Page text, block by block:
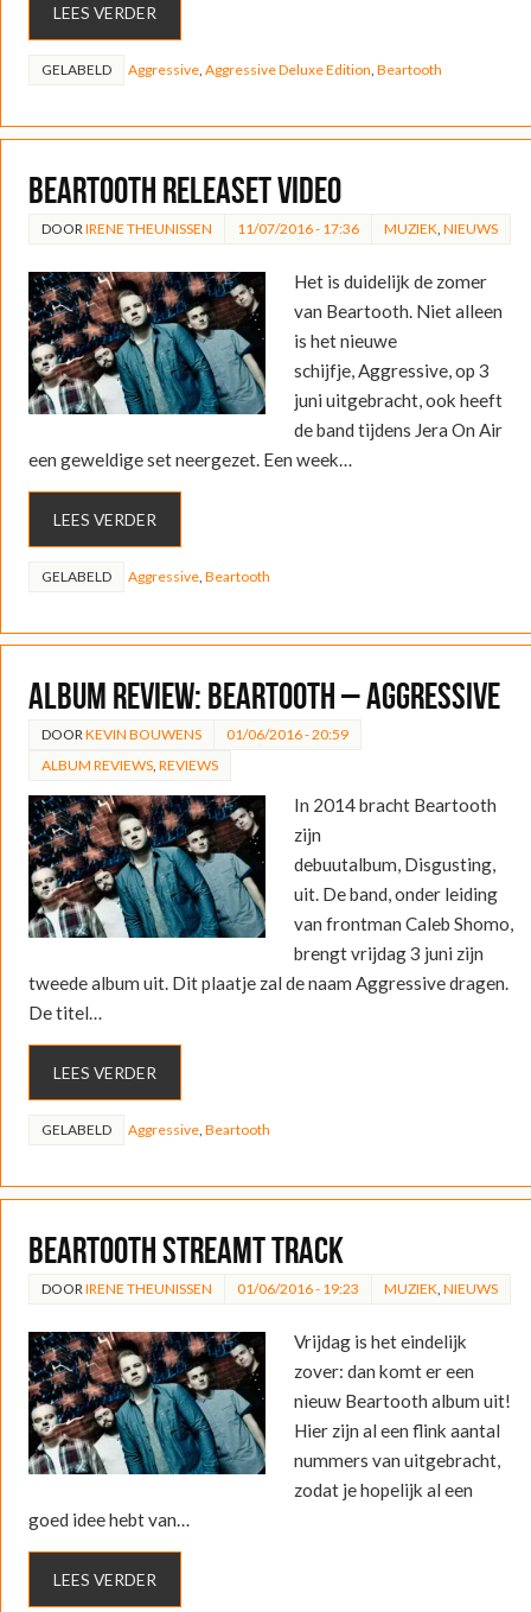
LEES VERDER
GELABELD Aggressive, Aggressive Deluxe Edition Beartooth
Beartooth releaset video
DOOR IRENE THEUNISSEN 11/07/2016 - 17:36 MUZIEK NIEUWS
Het is duidelijk de zomer
van Beartooth. Niet alleen
is het nieuwe
schijfje, Aggressive, op 3
juni uitgebracht, ook heeft
de band tijdens Jera On Air
een geweldige set neergezet. Een week…
LEES VERDER
GELABELD Aggressive, Beartooth
ALBUM REVIEW: Beartooth – Aggressive
DOOR KEVIN BOUWENS
01/06/2016 - 20:59
ALBUM REVIEWS, REVIEWS
In 2014 bracht Beartooth
zijn
debuutalbum, Disgusting,
uit. De band, onder leiding
van frontman Caleb Shomo,
brengt vrijdag 3 juni zijn
tweede album uit. Dit plaatje zal de naam Aggressive dragen.
De titel…
LEES VERDER
GELABELD Aggressive, Beartooth
Beartooth streamt track
DOOR IRENE THEUNISSEN 01/06/2016 - 19:23 MUZIEK NIEUWS
Vrijdag is het eindelijk
zover: dan komt er een
nieuw Beartooth album uit!
Hier zijn al een flink aantal
nummers van uitgebracht,
zodat je hopelijk al een
goed idee hebt van…
LEES VERDER